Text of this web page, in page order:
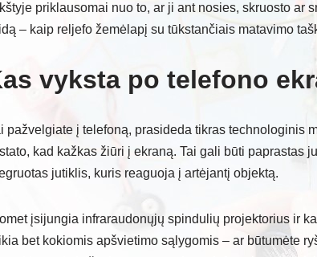
priklausomai nuo to, ar ji ant nosies, skruosto ar
– kaip reljefo žemėlapį su tūkstančiais matavimo
vyksta po telefono
pažvelgiate į telefoną, prasideda tikras technologinis
kad kažkas žiūri į ekraną. Tai gali būti paprastas
jutiklis, kuris reaguoja į artėjantį objektą.
įsijungia infraraudonųjų spindulių projektorius ir
bet kokiomis apšvietimo sąlygomis – ar būtumėte